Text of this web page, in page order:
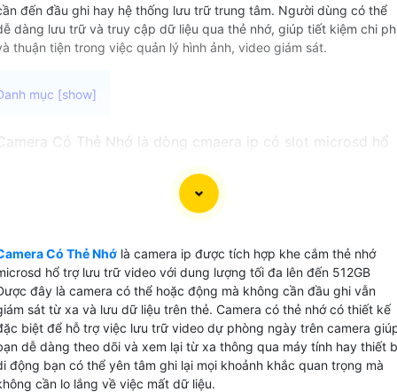
đến đầu ghi hay hệ thống lưu trữ trung tâm. Người dùng có thể
dàng lưu trữ và truy cập dữ liệu qua thẻ nhớ, giúp tiết kiệm chi
thuận tiện trong việc quản lý hình ảnh, video giám sát.
Có Thẻ Nhớ là dòng cmaera ip có slot microsd hổ
lưu dữ liệu chất lượng 2k đến 120 ngày là lựa chọn
cho việc giám sát video mà không cần kết nối với đầu
do đó có thể hoạt động độc lập mà không cần
camera phức tạp hay ổ cứng lưu trữ phụ.
Có Thẻ Nhớ là camera ip được tích hợp khe cắm thẻ nhớ
hổ trợ lưu trữ video với dung lượng tối đa lên đến 512GB
đây là camera có thể hoặc động mà không cần đầu ghi vẫn
sát từ xa và lưu dữ liệu trên thẻ. Camera có thẻ nhớ có thiết kế
biệt để hỗ trợ việc lưu trữ video dự phòng ngày trên camera
dễ dàng theo dõi và xem lại từ xa thông qua máy tính hay thiết
động bạn có thể yên tâm ghi lại mọi khoảnh khắc quan trọng mà
cần lo lắng về việc mất dữ liệu.